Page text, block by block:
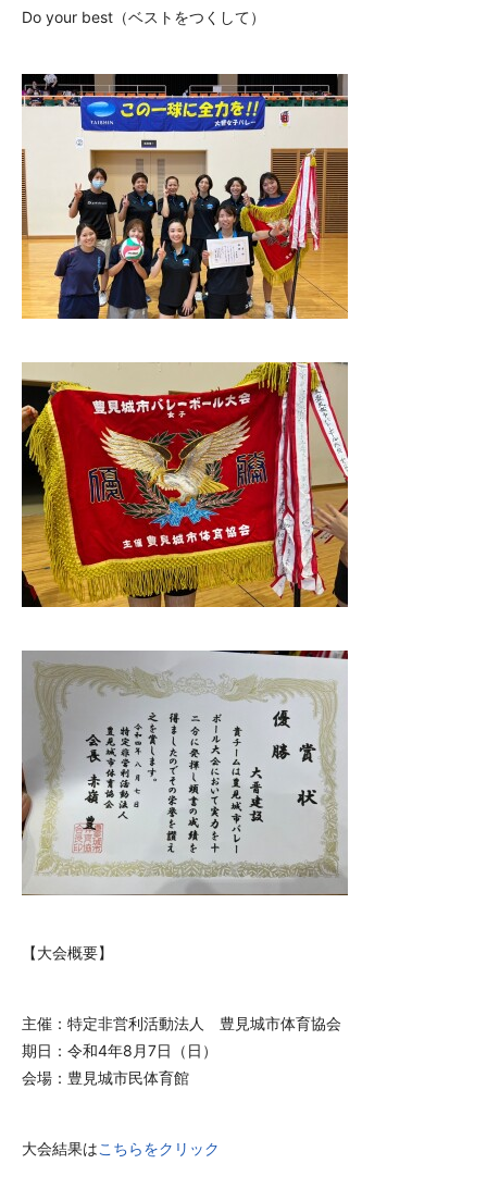
Do your best（ベストをつくして）
【大会概要】
主催：特定非営利活動法人 豊見城市体育協会
期日：令和4年8月7日（日）
会場：豊見城市民体育館
大会結果はこちらをクリック